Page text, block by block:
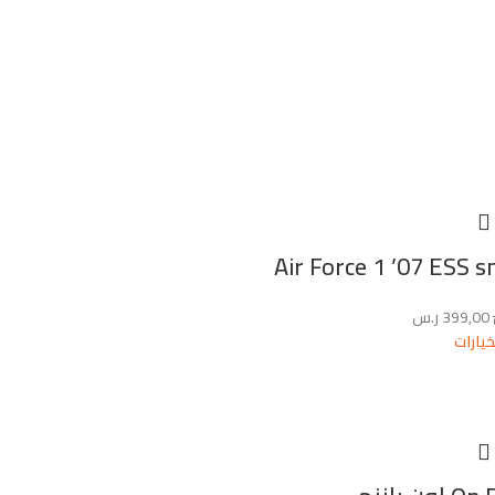
Air Force 1 ’07 ESS
399,00ر.س